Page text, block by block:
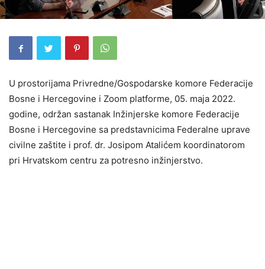
U prostorijama Privredne/Gospodarske komore Federacije
Bosne i Hercegovine i Zoom platforme, 05. maja 2022.
godine, održan sastanak Inžinjerske komore Federacije
Bosne i Hercegovine sa predstavnicima Federalne uprave
civilne zaštite i prof. dr. Josipom Atalićem koordinatorom
pri Hrvatskom centru za potresno inžinjerstvo.